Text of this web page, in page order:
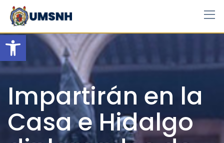
Open toolbar
Skip
content
Impartirán en la
Casa e Hidalgo